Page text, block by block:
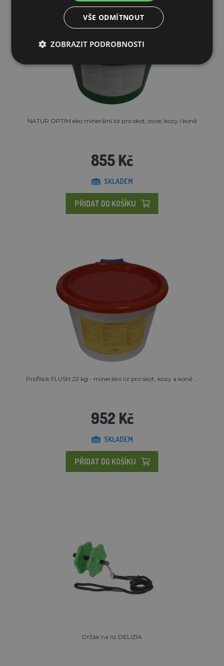
NATUR OPTIM eko minerální liz pro skot, ovce, kozy i koně
855 Kč
SKLADEM
PŘIDAT DO KOŠÍKU
Profilick FLUSH 22 kg - minerální liz pro skot, kozy a koně ...
952 Kč
SKLADEM
PŘIDAT DO KOŠÍKU
Držák na liz DELIZIA
VŠE ODMÍTNOUT
ZOBRAZIT PODROBNOSTI